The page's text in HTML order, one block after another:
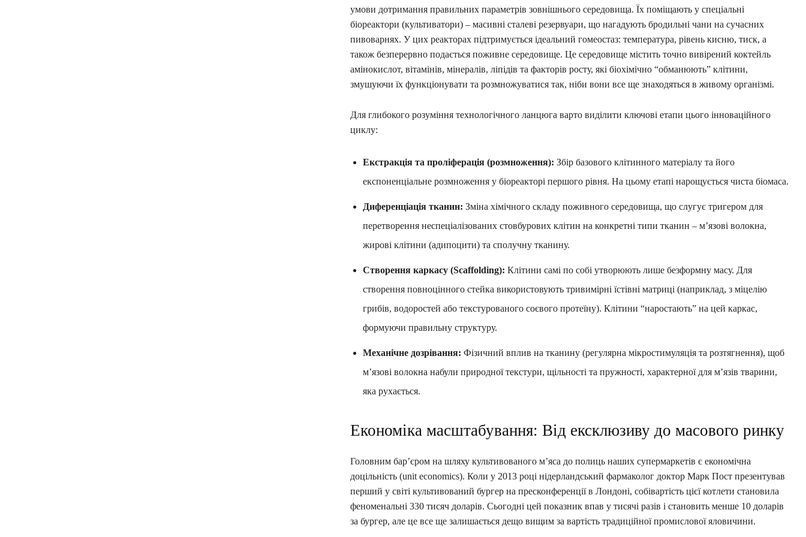
умови дотримання правильних параметрів зовнішнього середовища. Їх поміщають у спеціальні
біореактори (культиватори) – масивні сталеві резервуари, що нагадують бродильні чани на сучасних
пивоварнях. У цих реакторах підтримується ідеальний гомеостаз: температура, рівень кисню, тиск, а
також безперервно подається поживне середовище. Це середовище містить точно вивірений коктейль
амінокислот, вітамінів, мінералів, ліпідів та факторів росту, які біохімічно “обманюють” клітини,
змушуючи їх функціонувати та розмножуватися так, ніби вони все ще знаходяться в живому організмі.
Для глибокого розуміння технологічного ланцюга варто виділити ключові етапи цього інноваційного
циклу:
Екстракція та проліферація (розмноження): Збір базового клітинного матеріалу та його
експоненціальне розмноження у біореакторі першого рівня. На цьому етапі нарощується чиста біомаса.
Диференціація тканин: Зміна хімічного складу поживного середовища, що слугує тригером для
перетворення неспеціалізованих стовбурових клітин на конкретні типи тканин – м’язові волокна,
жирові клітини (адипоцити) та сполучну тканину.
Створення каркасу (Scaffolding): Клітини самі по собі утворюють лише безформну масу. Для
створення повноцінного стейка використовують тривимірні їстівні матриці (наприклад, з міцелію
грибів, водоростей або текстурованого соєвого протеїну). Клітини “наростають” на цей каркас,
формуючи правильну структуру.
Механічне дозрівання: Фізичний вплив на тканину (регулярна мікростимуляція та розтягнення), щоб
м’язові волокна набули природної текстури, щільності та пружності, характерної для м’язів тварини,
яка рухається.
Економіка масштабування: Від ексклюзиву до масового ринку
Головним бар’єром на шляху культивованого м’яса до полиць наших супермаркетів є економічна
доцільність (unit economics). Коли у 2013 році нідерландський фармаколог доктор Марк Пост презентував
перший у світі культивований бургер на пресконференції в Лондоні, собівартість цієї котлети становила
феноменальні 330 тисяч доларів. Сьогодні цей показник впав у тисячі разів і становить менше 10 доларів
за бургер, але це все ще залишається дещо вищим за вартість традиційної промислової яловичини.